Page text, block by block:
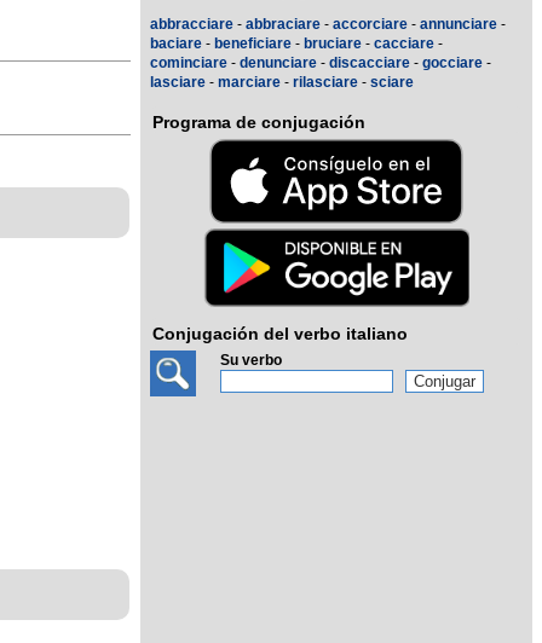
abbracciare - abbraciare - accorciare - annunciare -
baciare - beneficiare - bruciare - cacciare -
cominciare - denunciare - discacciare - gocciare -
lasciare - marciare - rilasciare - sciare
Programa de conjugación
Conjugación del verbo italiano
Su verbo